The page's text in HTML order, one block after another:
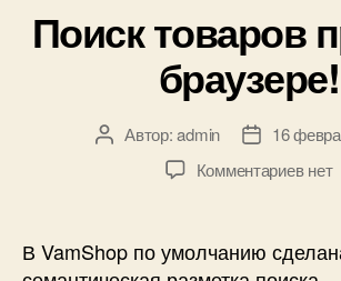
Поиск товаров
браузере!
АвторАвтор:admin
Дата
16
Комментариевк
нет
В VamShop по умолчанию